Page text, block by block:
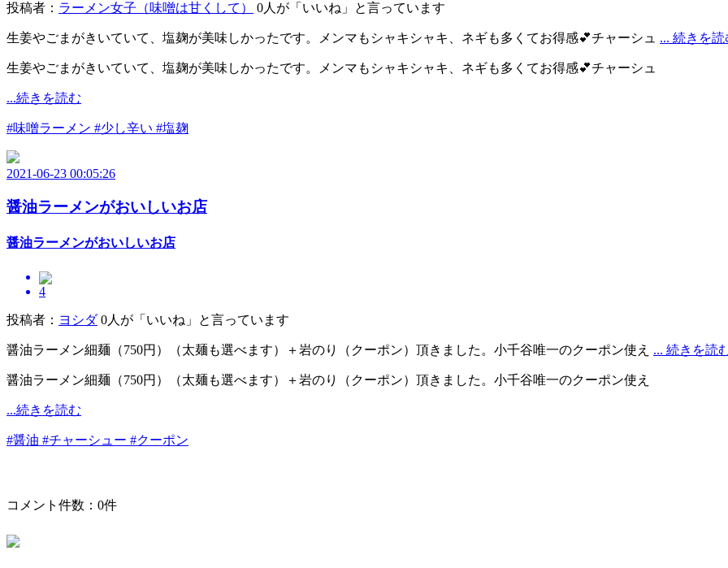
投稿者： ラーメン女子（味噌は甘くして） 0人が「いいね」と言っています
生姜やごまがきいていて、塩麹が美味しかったです。メンマもシャキシャキ、ネギも多くてお得感💕チャーシュ ... 続きを読
生姜やごまがきいていて、塩麹が美味しかったです。メンマもシャキシャキ、ネギも多くてお得感💕チャーシュ
...続きを読む
#味噌ラーメン #少し辛い #塩麹
2021-06-23 00:05:26
醤油ラーメンがおいしいお店
醤油ラーメンがおいしいお店
4
投稿者： ヨシダ 0人が「いいね」と言っています
醤油ラーメン細麺（750円）（太麺も選べます）＋岩のり（クーポン）頂きました。小千谷唯一のクーポン使え ... 続きを読
醤油ラーメン細麺（750円）（太麺も選べます）＋岩のり（クーポン）頂きました。小千谷唯一のクーポン使え
...続きを読む
#醤油 #チャーシュー #クーポン
コメント件数：0件